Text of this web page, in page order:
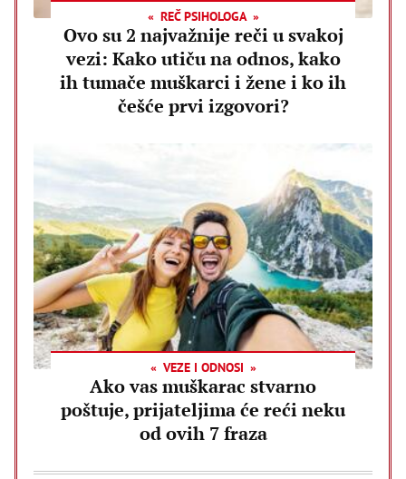
REČ PSIHOLOGA
Ovo su 2 najvažnije reči u svakoj
vezi: Kako utiču na odnos, kako
ih tumače muškarci i žene i ko ih
češće prvi izgovori?
VEZE I ODNOSI
Ako vas muškarac stvarno
poštuje, prijateljima će reći neku
od ovih 7 fraza